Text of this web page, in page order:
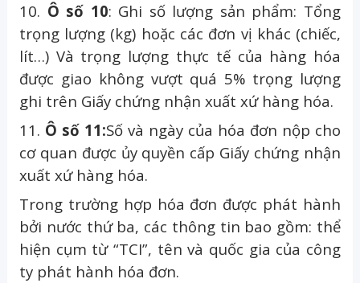
10. Ô số 10: Ghi số lượng sản phẩm: Tổng
trọng lượng (kg) hoặc các đơn vị khác (chiếc,
lít…) Và trọng lượng thực tế của hàng hóa
được giao không vượt quá 5% trọng lượng
ghi trên Giấy chứng nhận xuất xứ hàng hóa.
11. Ô số 11:Số và ngày của hóa đơn nộp cho
cơ quan được ủy quyền cấp Giấy chứng nhận
xuất xứ hàng hóa.
Trong trường hợp hóa đơn được phát hành
bởi nước thứ ba, các thông tin bao gồm: thể
hiện cụm từ “TCI”, tên và quốc gia của công
ty phát hành hóa đơn.